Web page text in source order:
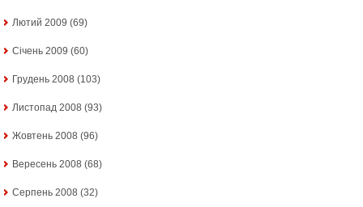
Лютий 2009 (69)
Січень 2009 (60)
Грудень 2008 (103)
Листопад 2008 (93)
Жовтень 2008 (96)
Вересень 2008 (68)
Серпень 2008 (32)